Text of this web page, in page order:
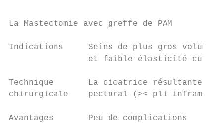
La Mastectomie avec greffe de PAM
Indications     Seins de plus gros volumes
et faible élasticité
Technique       La cicatrice résultante
chirurgicale    pectoral (>< pli
Avantages       Peu de complications